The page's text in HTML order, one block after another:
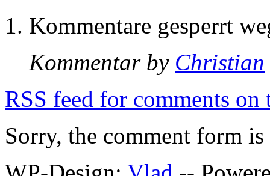
Kommentare gesperrt
Kommentar by Christian
RSS feed for comments on
Sorry, the comment form